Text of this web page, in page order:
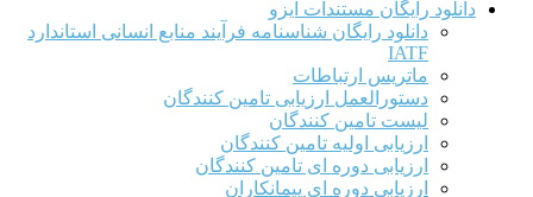
دانلود رایگان مستندات ایزو
دانلود رایگان شناسنامه فرآیند منابع انسانی استاندارد
IATF
ماتریس ارتباطات
دستورالعمل ارزیابی تامین کنندگان
لیست تامین کنندگان
ارزیابی اولیه تامین کنندگان
ارزیابی دوره ای تامین کنندگان
ارزیابی دوره ای پیمانکاران